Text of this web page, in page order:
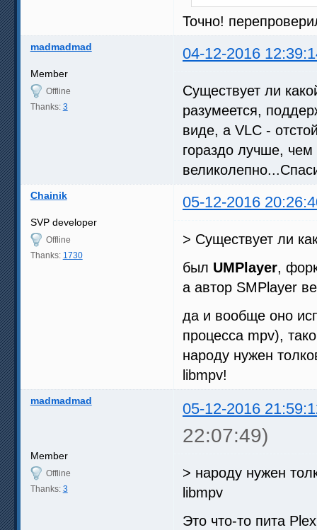
Точно!
madmadmad 04-12-2016
Member
Offline
Thanks: 3
Существует ли
разумеется,
виде, а VLC -
гораздо лучше,
Chainik 05-12-2016
SVP developer
Offline
Thanks: 1730
> Существует ли
был UMPlayer,
а автор SMPlayer
да и вообще оно
процесса mpv),
народу нужен
libmpv!
madmadmad 05-12-2016
22:07:49)
Member
Offline
Thanks: 3
> народу нужен
libmpv
Это что-то пита